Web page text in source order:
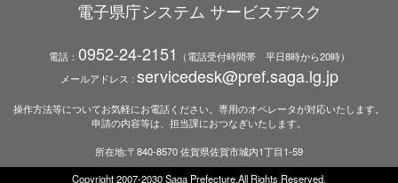
電子県庁システム サービスデスク
電話： 0952-24-2151
（電話受付時間帯 平日8時から20時）
メールアドレス : servicedesk@pref.saga.lg.jp
操作方法等についてお気軽にお電話ください。専用のオペレータが対応いたします。
申請の内容等は、担当課におつなぎいたします。
所在地:〒840-8570 佐賀県佐賀市城内1丁目1-59
Copyright 2007-2030 Saga Prefecture.All Rights Reserved.